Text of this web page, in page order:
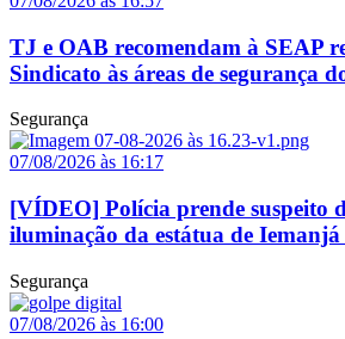
TJ e OAB recomendam à SEAP
Sindicato às áreas de segurança
Segurança
07/08/2026 às 16:17
[VÍDEO] Polícia prende suspeito
iluminação da estátua de
Segurança
07/08/2026 às 16:00